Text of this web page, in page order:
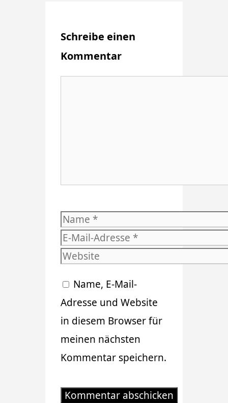
Schreibe einen
Kommentar
Name
E-
Mail-
Website
Name, E-Mail-
Adresse und Website
in diesem Browser für
meinen nächsten
Kommentar speichern.